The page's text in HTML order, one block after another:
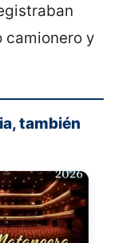
camionero y
también